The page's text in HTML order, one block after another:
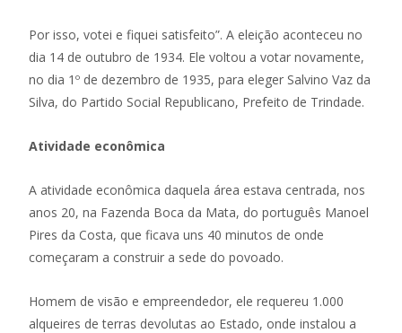
Por isso, votei e fiquei satisfeito”. A eleição aconteceu no
dia 14 de outubro de 1934. Ele voltou a votar novamente,
no dia 1º de dezembro de 1935, para eleger Salvino Vaz da
Silva, do Partido Social Republicano, Prefeito de Trindade.
Atividade econômica
A atividade econômica daquela área estava centrada, nos
anos 20, na Fazenda Boca da Mata, do português Manoel
Pires da Costa, que ficava uns 40 minutos de onde
começaram a construir a sede do povoado.
Homem de visão e empreendedor, ele requereu 1.000
alqueires de terras devolutas ao Estado, onde instalou a